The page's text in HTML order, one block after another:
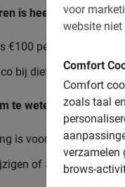
voor
website
Comfort
Comfort
zoals taal
verzamelen
brows-
is heel eenvoudig!
€100 per fiets cash of
bij diefstal of schade:
te weten:
is vooraf via de
of annuleren tot